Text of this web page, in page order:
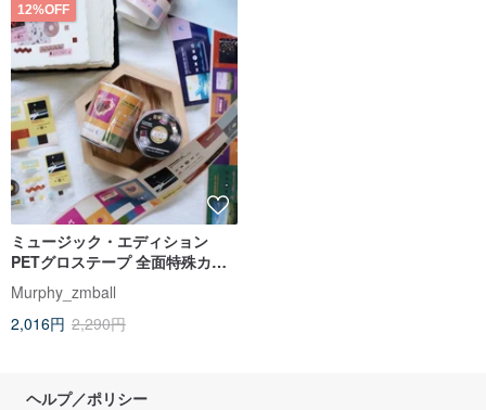
12%OFF
ミュージック・エディション
PETグロステープ 全面特殊カッ
ト
Murphy_zmball
2,016円 2,290円
ヘルプ／ポリシー